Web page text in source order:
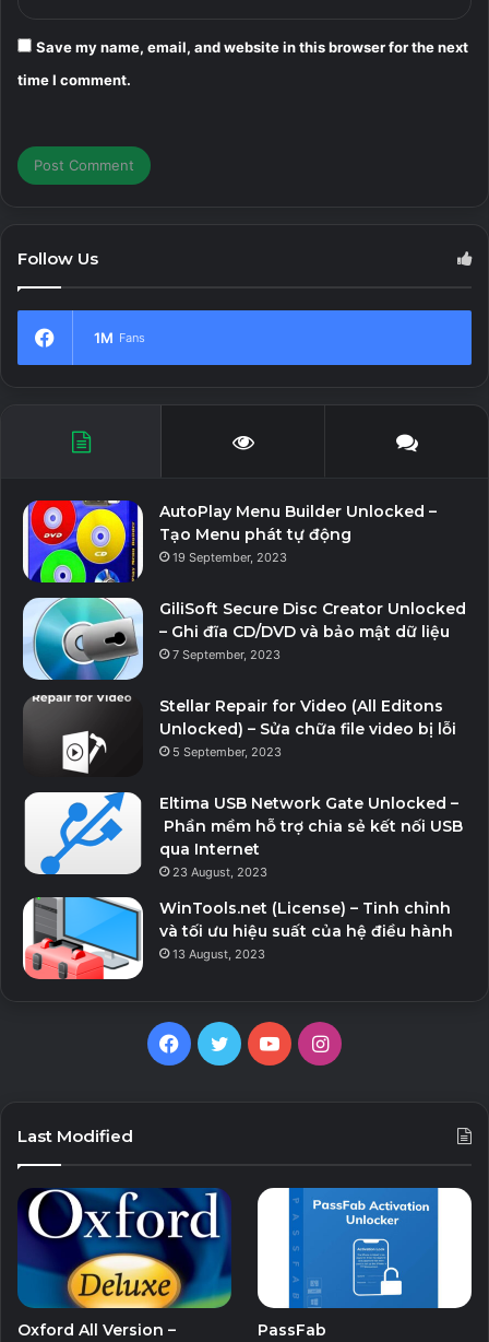
Save my name, email, and website in this browser for the next
time I comment.
Follow Us
1M Fans
AutoPlay Menu Builder Unlocked –
Tạo Menu phát tự động
19 September, 2023
GiliSoft Secure Disc Creator Unlocked
– Ghi đĩa CD/DVD và bảo mật dữ liệu
7 September, 2023
Stellar Repair for Video (All Editons
Unlocked) – Sửa chữa file video bị lỗi
5 September, 2023
Eltima USB Network Gate Unlocked –
Phần mềm hỗ trợ chia sẻ kết nối USB
qua Internet
23 August, 2023
WinTools.net (License) – Tinh chỉnh
và tối ưu hiệu suất của hệ điều hành
13 August, 2023
Facebook
TwitterYouTubeInstagram
Last Modified
Oxford All Version –
PassFab